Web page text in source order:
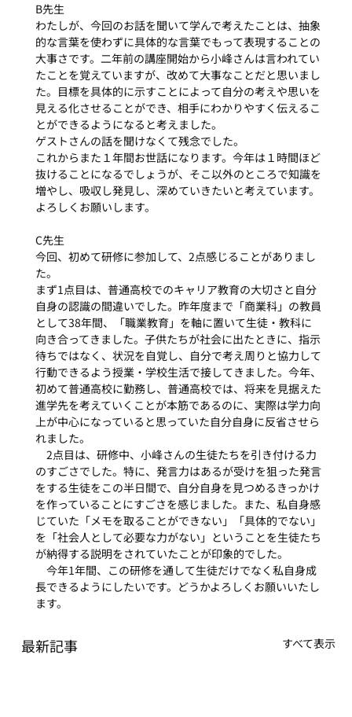
B先生
わたしが、今回のお話を聞いて学んで考えたことは、抽象
的な言葉を使わずに具体的な言葉でもって表現することの
大事さです。二年前の講座開始から小峰さんは言われてい
たことを覚えていますが、改めて大事なことだと思いまし
た。目標を具体的に示すことによって自分の考えや思いを
見える化させることができ、相手にわかりやすく伝えるこ
とができるようになると考えました。
ゲストさんの話を聞けなくて残念でした。
これからまた１年間お世話になります。今年は１時間ほど
抜けることになるでしょうが、そこ以外のところで知識を
増やし、吸収し発見し、深めていきたいと考えています。
よろしくお願いします。
C先生
今回、初めて研修に参加して、2点感じることがありまし
た。
まず1点目は、普通高校でのキャリア教育の大切さと自分
自身の認識の間違いでした。昨年度まで「商業科」の教員
として38年間、「職業教育」を軸に置いて生徒・教科に
向き合ってきました。子供たちが社会に出たときに、指示
待ちではなく、状況を自覚し、自分で考え周りと協力して
行動できるよう授業・学校生活で接してきました。今年、
初めて普通高校に勤務し、普通高校では、将来を見据えた
進学先を考えていくことが本筋であるのに、実際は学力向
上が中心になっていると思っていた自分自身に反省させら
れました。
2点目は、研修中、小峰さんの生徒たちを引き付ける力
のすごさでした。特に、発言力はあるが受けを狙った発言
をする生徒をこの半日間で、自分自身を見つめるきっかけ
を作っていることにすごさを感じました。また、私自身感
じていた「メモを取ることができない」「具体的でない」
を「社会人として必要な力がない」ということを生徒たち
が納得する説明をされていたことが印象的でした。
今年1年間、この研修を通して生徒だけでなく私自身成
長できるようにしたいです。どうかよろしくお願いいたし
ます。
最新記事 すべて表示